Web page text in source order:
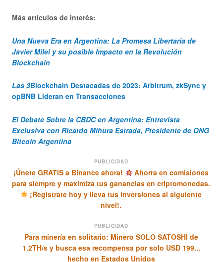
Más artículos de interés:
Una Nueva Era en Argentina: La Promesa Libertaria de
Javier Milei y su posible Impacto en la Revolución
Blockchain
Las 3Blockchain Destacadas de 2023: Arbitrum, zkSync y
opBNB Lideran en Transacciones
El Debate Sobre la CBDCen Argentina: Entrevista
Exclusiva con Ricardo Mihura Estrada, Presidente de ONG
Bitcoin Argentina
PUBLICIDAD
¡Únete GRATIS a Binance ahora!
Ahorra en comisiones
para siempre y maximiza tus ganancias en criptomonedas.
¡Regístrate hoy y lleva tus inversiones al siguiente
nivel!.
PUBLICIDAD
Para minería en solitario: Minero SOLO SATOSHI de
1.2TH/s y busca esa recompensa por solo USD 199...
hecho en Estados Unidos